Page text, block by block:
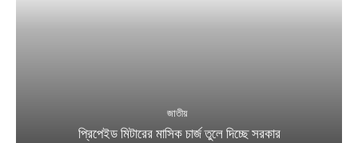
জাতীয়
প্রিপেইড মিটারের মাসিক চার্জ তুলে দিচ্ছে সরকার